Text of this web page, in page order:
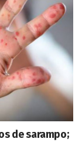
de sarampo;